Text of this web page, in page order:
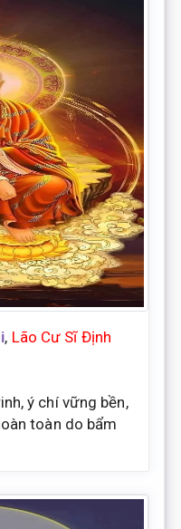
, Lão Cư Sĩ Định
ý chí vững bền,
toàn do bẩm